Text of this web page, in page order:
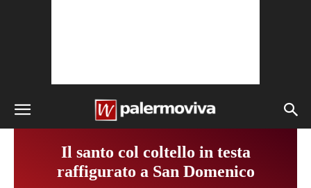
Il santo col coltello in testa
raffigurato a San Domenico